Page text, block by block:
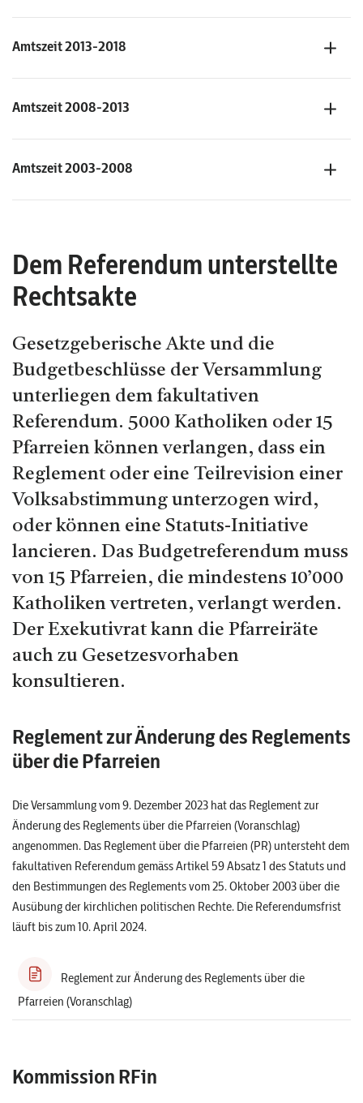
Amtszeit 2013-2018
Amtszeit 2008-2013
Amtszeit 2003-2008
Dem Referendum unterstellte
Rechtsakte
Gesetzgeberische Akte und die
Budgetbeschlüsse der Versammlung
unterliegen dem fakultativen
Referendum. 5000 Katholiken oder 15
Pfarreien können verlangen, dass ein
Reglement oder eine Teilrevision einer
Volksabstimmung unterzogen wird,
oder können eine Statuts-Initiative
lancieren. Das Budgetreferendum muss
von 15 Pfarreien, die mindestens 10’000
Katholiken vertreten, verlangt werden.
Der Exekutivrat kann die Pfarreiräte
auch zu Gesetzesvorhaben
konsultieren.
Reglement zur Änderung des Reglements
über die Pfarreien
Die Versammlung vom 9. Dezember 2023 hat das Reglement zur
Änderung des Reglements über die Pfarreien (Voranschlag)
angenommen. Das Reglement über die Pfarreien (PR) untersteht dem
fakultativen Referendum gemäss Artikel 59 Absatz 1 des Statuts und
den Bestimmungen des Reglements vom 25. Oktober 2003 über die
Ausübung der kirchlichen politischen Rechte. Die Referendumsfrist
läuft bis zum 10. April 2024.
Reglement zur Änderung des Reglements über die
Pfarreien (Voranschlag)
Kommission RFin